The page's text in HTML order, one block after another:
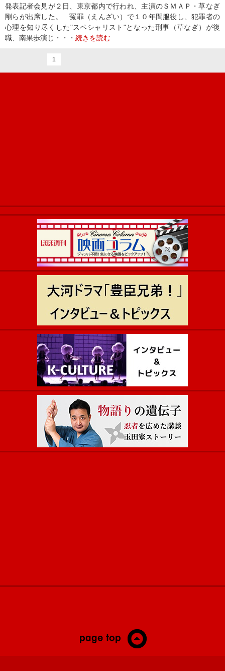
発表記者会見が２日、東京都内で行われ、主演のＳＭＡＰ・草なぎ
剛らが出席した。 冤罪（えんざい）で１０年間服役し、犯罪者の
心理を知り尽くした"スペシャリスト"となった刑事（草なぎ）が復
職、南果歩演じ・・・ 続きを読む
1